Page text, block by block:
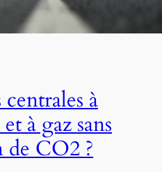
centrales à
à gaz sans
de CO2 ?